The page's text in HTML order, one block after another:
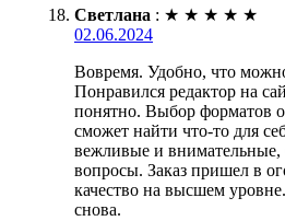
Светлана : ★ ★ ★ ★ ★
02.06.2024
Вовремя. Удобно, что
Понравился редактор на
понятно. Выбор форматов
сможет найти что-то для
вежливые и внимательные,
вопросы. Заказ пришел в
качество на высшем
снова.